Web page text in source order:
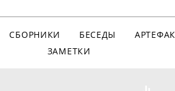
СБОРНИКИ БЕСЕДЫ
ЗАМЕТКИ